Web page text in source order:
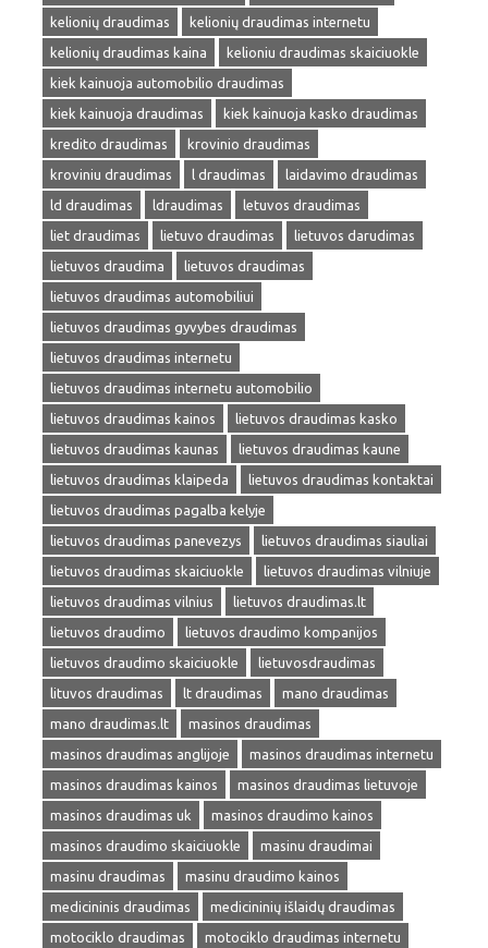
kelionių draudimas
kelionių draudimas internetu
kelionių draudimas kaina
kelioniu draudimas skaiciuokle
kiek kainuoja automobilio draudimas
kiek kainuoja draudimas
kiek kainuoja kasko draudimas
kredito draudimas
krovinio draudimas
kroviniu draudimas
l draudimas
laidavimo draudimas
ld draudimas
ldraudimas
letuvos draudimas
liet draudimas
lietuvo draudimas
lietuvos darudimas
lietuvos draudima
lietuvos draudimas
lietuvos draudimas automobiliui
lietuvos draudimas gyvybes draudimas
lietuvos draudimas internetu
lietuvos draudimas internetu automobilio
lietuvos draudimas kainos
lietuvos draudimas kasko
lietuvos draudimas kaunas
lietuvos draudimas kaune
lietuvos draudimas klaipeda
lietuvos draudimas kontaktai
lietuvos draudimas pagalba kelyje
lietuvos draudimas panevezys
lietuvos draudimas siauliai
lietuvos draudimas skaiciuokle
lietuvos draudimas vilniuje
lietuvos draudimas vilnius
lietuvos draudimas.lt
lietuvos draudimo
lietuvos draudimo kompanijos
lietuvos draudimo skaiciuokle
lietuvosdraudimas
lituvos draudimas
lt draudimas
mano draudimas
mano draudimas.lt
masinos draudimas
masinos draudimas anglijoje
masinos draudimas internetu
masinos draudimas kainos
masinos draudimas lietuvoje
masinos draudimas uk
masinos draudimo kainos
masinos draudimo skaiciuokle
masinu draudimai
masinu draudimas
masinu draudimo kainos
medicininis draudimas
medicininių išlaidų draudimas
motociklo draudimas
motociklo draudimas internetu